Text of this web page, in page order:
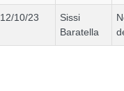
12/10/23
Sissi
Baratella